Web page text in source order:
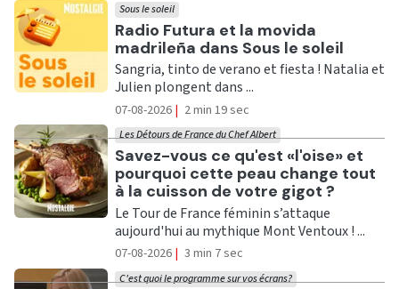
Ecouter
Radio Futura et la movida
madrileña dans Sous le soleil
Sous le soleil
Sangria, tinto de verano et fiesta ! Natalia et
Julien plongent dans ...
07-08-2026 | 2 min 19 sec
Ecouter
Savez-vous ce qu'est «l'oise» et
pourquoi cette peau change tout
à la cuisson de votre gigot ?
Les Détours de France du Chef Albert
Le Tour de France féminin s’attaque
aujourd'hui au mythique Mont Ventoux ! ...
07-08-2026 | 3 min 7 sec
C'est quoi le programme sur vos écrans?